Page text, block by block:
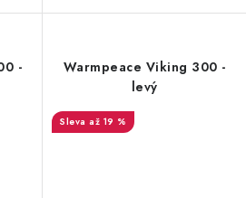
-
Warmpeace Viking 300 -
levý
až 19 %